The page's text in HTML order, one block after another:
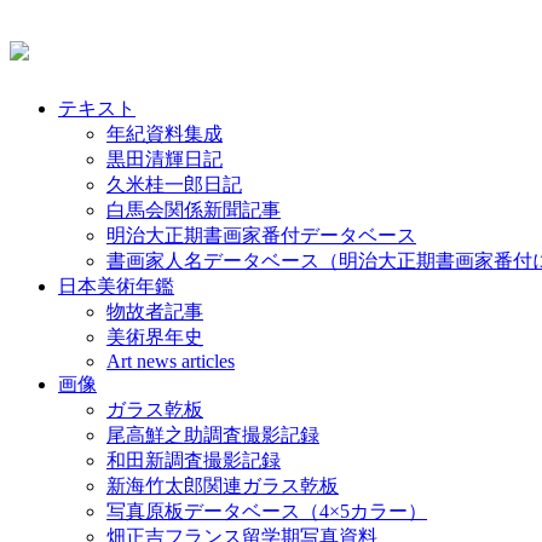
テキスト
年紀資料集成
黒田清輝日記
久米桂一郎日記
白馬会関係新聞記事
明治大正期書画家番付データベース
書画家人名データベース（明治大正期書画家番付
日本美術年鑑
物故者記事
美術界年史
Art news articles
画像
ガラス乾板
尾高鮮之助調査撮影記録
和田新調査撮影記録
新海竹太郎関連ガラス乾板
写真原板データベース（4×5カラー）
畑正吉フランス留学期写真資料